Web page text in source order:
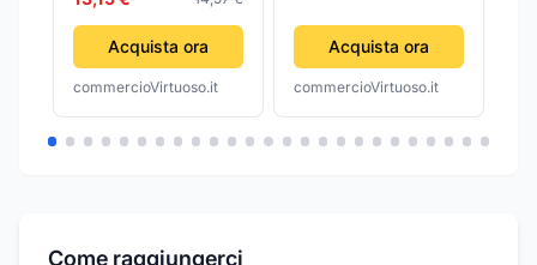
Acquista ora
commercioVirtuoso.it
Acquista ora
commercioVirtuoso.it
Come raggiungerci